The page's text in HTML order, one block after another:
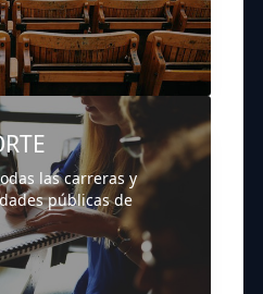
las carreras y
públicas de